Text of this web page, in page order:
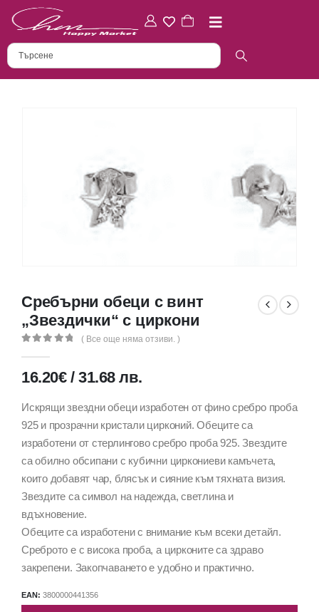
Сребърни обеци с винт
„Звездички“ с циркони
( Все още няма отзиви. )
16.20€ /31.68лв.
Искрящи звездни обеци изработен от фино сребро проба
925 и прозрачни кристали цирконий. Обеците са
изработени от стерлингово сребро проба 925. Звездите
са обилно обсипани с кубични циркониеви камъчета,
които добавят чар, блясък и сияние към тяхната визия.
Звездите са символ на надежда, светлина и
вдъхновение.
Обеците са изработени с внимание към всеки детайл.
Среброто е с висока проба, а цирконите са здраво
закрепени. Закопчаването е удобно и практично.
EAN: 3800000441356